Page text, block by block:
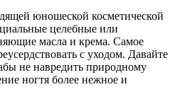
юношеской косметической
целебные или
масла и крема. Самое
с уходом. Давайте
не навредить природному
ногтя более нежное и